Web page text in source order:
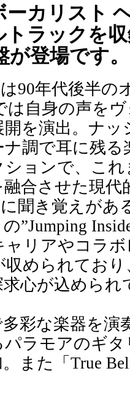
カリスト
トラックを
登場です。
は90年代後半
は自身の声を
を演出。ナ
調で耳に残
ョンで、こ
合させた現
聞き覚えがあ
の”Jumping
ャリアやコラ
収められてお
心が込められ
彩な楽器を
ラモアのギタ
また「True